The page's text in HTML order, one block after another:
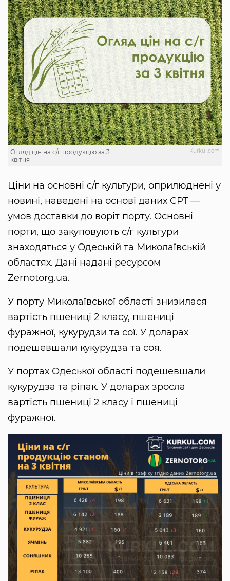
Kurkul.com
Огляд цін на с/г продукцію за 3
квітня
Ціни на основні с/г культури, оприлюднені у
новині, наведені на основі даних CPT —
умов доставки до воріт порту. Основні
порти, що закуповують с/г культури
знаходяться у Одеській та Миколаївській
областях. Дані надані ресурсом
Zernotorg.ua.
У порту Миколаївської області знизилася
вартість пшениці 2 класу, пшениці
фуражної, кукурудзи та сої. У доларах
подешевшали кукурудза та соя.
У портах Одеської області подешевшали
кукурудза та ріпак. У доларах зросла
вартість пшениці 2 класу і пшениці
фуражної.